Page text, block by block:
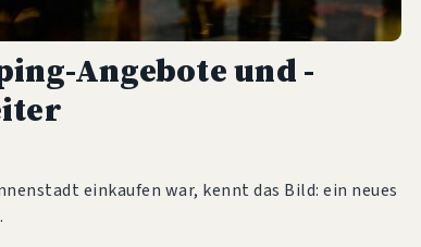
Angebote und -
einkaufen war, kennt das Bild: ein neues